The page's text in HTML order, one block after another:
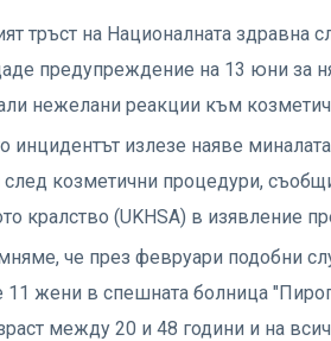
тръст на Националната здравна
предупреждение на 13 юни за
нежелани реакции към
инцидентът излезе наяве
козметични процедури,
кралство (UKHSA) в изявление
че през февруари подобни
11 жени в спешната болница
между 20 и 48 години и на